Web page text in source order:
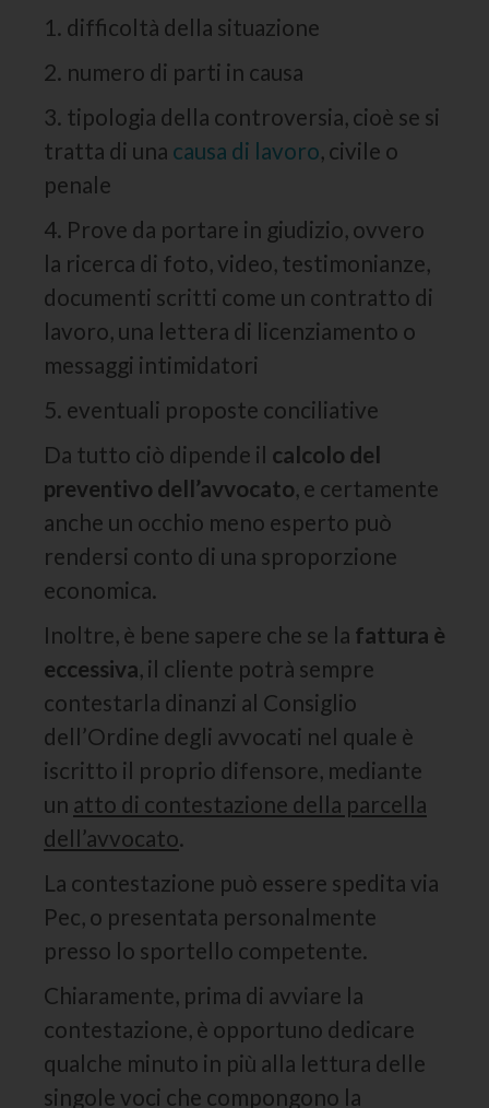
1. difficoltà della situazione
2. numero di parti in causa
3. tipologia della controversia, cioè se si
tratta di una causa di lavoro, civile o
penale
4. Prove da portare in giudizio, ovvero
la ricerca di foto, video, testimonianze,
documenti scritti come un contratto di
lavoro, una lettera di licenziamento o
messaggi intimidatori
5. eventuali proposte conciliative
Da tutto ciò dipende il calcolo del
preventivo dell’avvocato, e certamente
anche un occhio meno esperto può
rendersi conto di una sproporzione
economica.
Inoltre, è bene sapere che se la fattura è
eccessiva, il cliente potrà sempre
contestarla dinanzi al Consiglio
dell’Ordine degli avvocati nel quale è
iscritto il proprio difensore, mediante
un atto di contestazione della parcella
dell’avvocato.
La contestazione può essere spedita via
Pec, o presentata personalmente
presso lo sportello competente.
Chiaramente, prima di avviare la
contestazione, è opportuno dedicare
qualche minuto in più alla lettura delle
singole voci che compongono la